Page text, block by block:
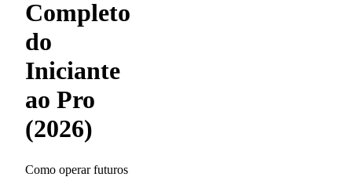
Completo
do
Iniciante
ao Pro
(2026)
Como operar futuros